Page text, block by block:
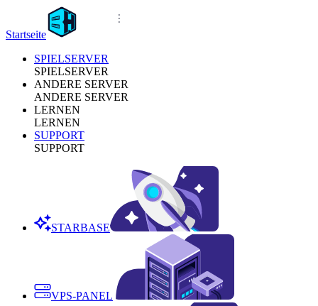
Startseite
SPIELSERVER
SPIELSERVER
ANDERE SERVER
ANDERE SERVER
LERNEN
LERNEN
SUPPORT
SUPPORT
STARBASE
VPS-PANEL